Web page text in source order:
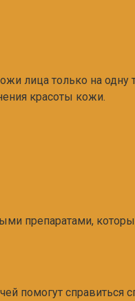
лица только на одну
красоты кожи.
препаратами,
помогут справиться